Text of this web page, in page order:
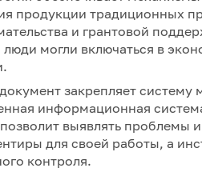
продукции традиционных
и грантовой
могли включаться в
закрепляет
информационная
выявлять проблемы
для своей работы, а
контроля.